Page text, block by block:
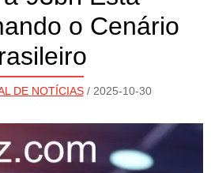
o Cenário
DE NOTÍCIAS/ 2025-10-30